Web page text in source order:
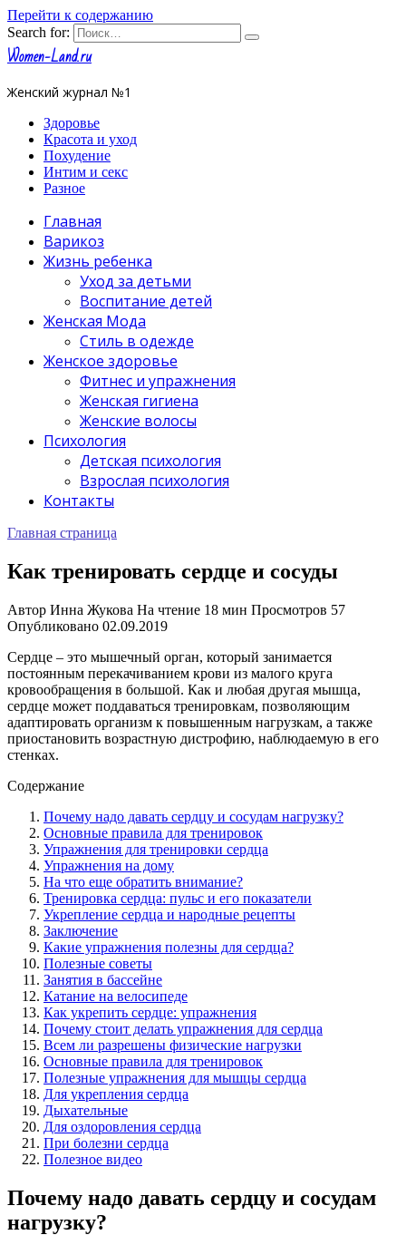
Перейти к содержанию
Search for:
Women-Land.ru
Женский журнал №1
Здоровье
Красота и уход
Похудение
Интим и секс
Разное
Главная
Варикоз
Жизнь ребенка
Уход за детьми
Воспитание детей
Женская Мода
Стиль в одежде
Женское здоровье
Фитнес и упражнения
Женская гигиена
Женские волосы
Психология
Детская психология
Взрослая психология
Контакты
Главная страница
Как тренировать сердце и сосуды
Автор Инна Жукова На чтение 18 мин Просмотров 57
Опубликовано 02.09.2019
Сердце – это мышечный орган, который занимается
постоянным перекачиванием крови из малого круга
кровообращения в большой. Как и любая другая мышца,
сердце может поддаваться тренировкам, позволяющим
адаптировать организм к повышенным нагрузкам, а также
приостановить возрастную дистрофию, наблюдаемую в его
стенках.
Содержание
Почему надо давать сердцу и сосудам нагрузку?
Основные правила для тренировок
Упражнения для тренировки сердца
Упражнения на дому
На что еще обратить внимание?
Тренировка сердца: пульс и его показатели
Укрепление сердца и народные рецепты
Заключение
Какие упражнения полезны для сердца?
Полезные советы
Занятия в бассейне
Катание на велосипеде
Как укрепить сердце: упражнения
Почему стоит делать упражнения для сердца
Всем ли разрешены физические нагрузки
Основные правила для тренировок
Полезные упражнения для мышцы сердца
Для укрепления сердца
Дыхательные
Для оздоровления сердца
При болезни сердца
Полезное видео
Почему надо давать сердцу и сосудам
нагрузку?